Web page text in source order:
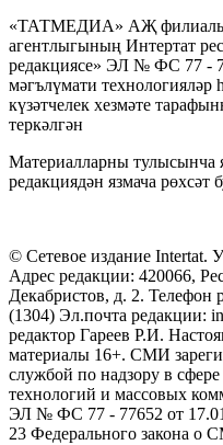
«ТАТМЕДИА» АҖ филиалы
агентлыгының Интертат
редакциясе» ЭЛ № ФС 77 -
мәгълүмати
күзәтчелек хезмәте
теркәлгән
Материалларны тулысынча
редакциядән язмача рөхсәт
© Сетевое издание
Адрес редакции: 420066,
Декабристов, д. 2. Телефон
(1304) Эл.почта редакции:
редактор Гареев Р.И.
материалы 16+. СМИ
службой по надзору в
технологий и массовых
ЭЛ № ФС 77 - 77652 от
23 Федерального закона о